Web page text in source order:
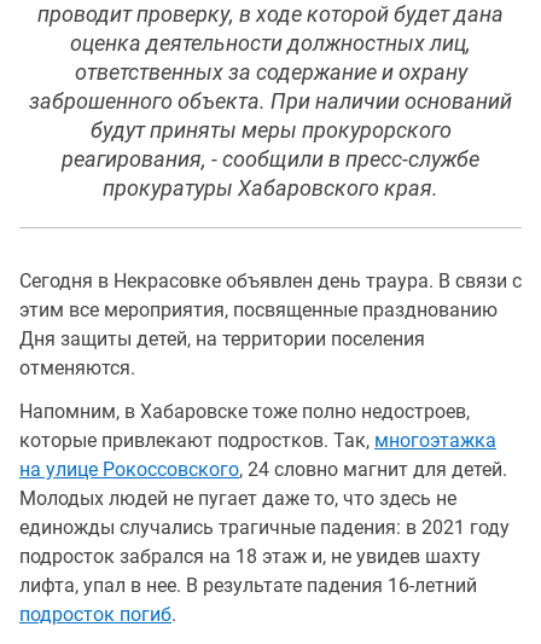
проводит проверку, в ходе которой будет дана
оценка деятельности должностных лиц,
ответственных за содержание и охрану
заброшенного объекта. При наличии оснований
будут приняты меры прокурорского
реагирования, - сообщили в пресс-службе
прокуратуры Хабаровского края.
Сегодня в Некрасовке объявлен день траура. В связи с
этим все мероприятия, посвященные празднованию
Дня защиты детей, на территории поселения
отменяются.
Напомним, в Хабаровске тоже полно недостроев,
которые привлекают подростков. Так, многоэтажка
на улице Рокоссовского, 24 словно магнит для детей.
Молодых людей не пугает даже то, что здесь не
единожды случались трагичные падения: в 2021 году
подросток забрался на 18 этаж и, не увидев шахту
лифта, упал в нее. В результате падения 16-летний
подросток погиб.